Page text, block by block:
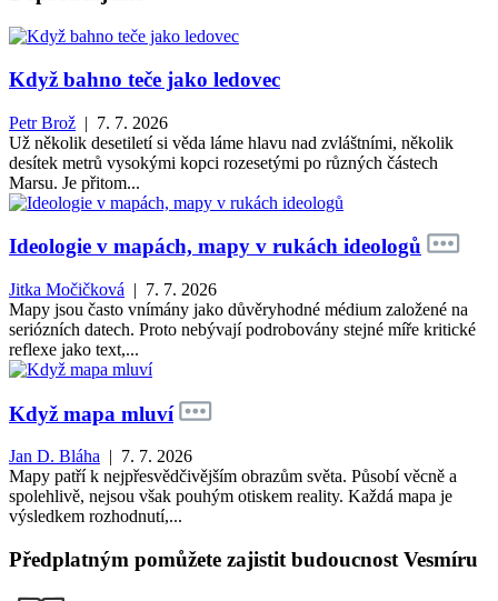
Když bahno teče jako ledovec
Petr Brož | 7. 7. 2026
Už několik desetiletí si věda láme hlavu nad zvláštními, několik
desítek metrů vysokými kopci rozesetými po různých částech
Marsu. Je přitom...
Ideologie v mapách, mapy v rukách ideologů
Jitka Močičková | 7. 7. 2026
Mapy jsou často vnímány jako důvěryhodné médium založené na
seriózních datech. Proto nebývají podrobovány stejné míře kritické
reflexe jako text,...
Když mapa mluví
Jan D. Bláha | 7. 7. 2026
Mapy patří k nejpřesvědčivějším obrazům světa. Působí věcně a
spolehlivě, nejsou však pouhým otiskem reality. Každá mapa je
výsledkem rozhodnutí,...
Předplatným pomůžete zajistit budoucnost Vesmíru